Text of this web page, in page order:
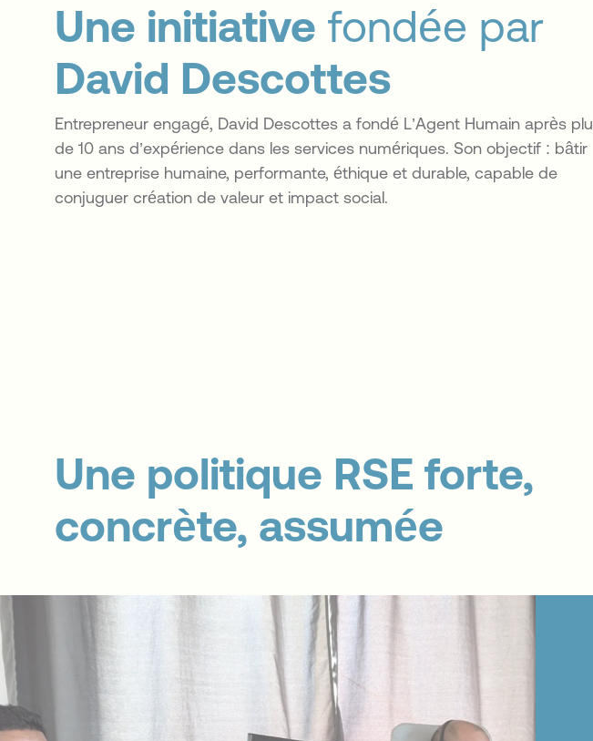
Une initiative fondée par
David Descottes
Entrepreneur engagé, David Descottes a fondé L’Agent Humain après
de 10 ans d’expérience dans les services numériques. Son objectif : bâtir
une entreprise humaine, performante, éthique et durable, capable de
conjuguer création de valeur et impact social.
Une politique RSE forte,
concrète, assumée